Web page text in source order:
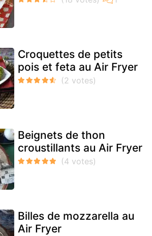
Croquettes de petits
pois et feta au Air Fryer
Beignets de thon
croustillants au Air Fryer
Billes de mozzarella au
Air Fryer